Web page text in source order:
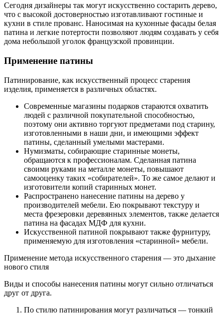
Сегодня дизайнеры так могут искусственно состарить дерево,
что с высокой достоверностью изготавливают гостиные и
кухни в стиле прованс. Наносимая на кухонные фасады белая
патина и легкие потертости позволяют людям создавать у себя
дома небольшой уголок французской провинции.
Применение патины
Патинирование, как искусственный процесс старения
изделия, применяется в различных областях.
Современные магазины подарков стараются охватить
людей с различной покупательной способностью,
поэтому они активно торгуют предметами под старину,
изготовленными в наши дни, и имеющими эффект
патины, сделанный умелыми мастерами.
Нумизматы, собирающие старинные монеты,
обращаются к профессионалам. Сделанная патина
своими руками на металле монеты, повышают
самооценку таких «собирателей». То же самое делают и
изготовители копий старинных монет.
Распространено нанесение патины на дерево у
производителей мебели. Ею покрывают текстуру и
места фрезеровки деревянных элементов, также делается
патина на фасадах МДФ для кухни.
Искусственной патиной покрывают также фурнитуру,
применяемую для изготовления «старинной» мебели.
Применение метода искусственного старения — это дыхание
нового стиля
Виды и способы нанесения патины могут сильно отличаться
друг от друга.
По стилю патинирования могут различаться — тонкий